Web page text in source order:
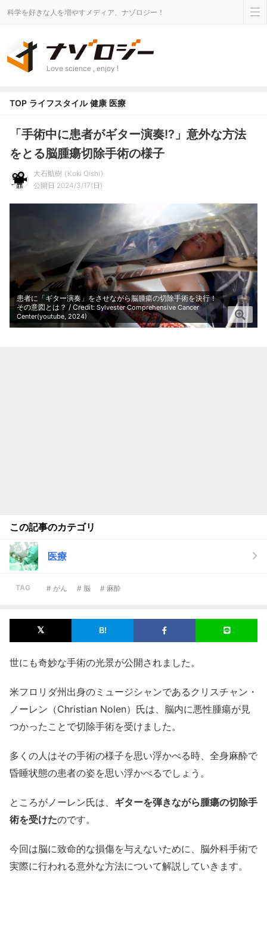
科学を好きな人を増やすメディア、ナゾロジー！
Love science , enjoy !
TOP ライフスタイル 健康 医療
「手術中に患者がギター演奏!?」意外な方法
をとる脳腫瘍切除手術の様子
大石航樹
Koki Oishi
公開日 2024/3/17(日)
患者に「ギター演奏」をさせながら脳腫瘍の切除手術を決行！
その意図とは？ / Credit: Sylvester Comprehensive Cancer
Center(youtube, 2024)
この記事のカテゴリ
医療
TAG # がん # 脳 # 麻酔
世にも奇妙な手術の光景が公開されました。
米フロリダ州出身のミュージシャンであるクリスチャン・
ノーレン（Christian Nolen）氏は、脳内に悪性腫瘍が見
つかったことで切除手術を受けました。
多くの人はその手術の様子を思い浮かべる時、全身麻酔で
昏睡状態の患者の姿を思い浮かべるでしょう。
ところがノーレン氏は、 ギターを弾きながら腫瘍の切除手
術を受けたのです。
今回は脳に致命的な損傷を与えないために、脳外科手術で
実際に行われる意外な方法について解説していきます。